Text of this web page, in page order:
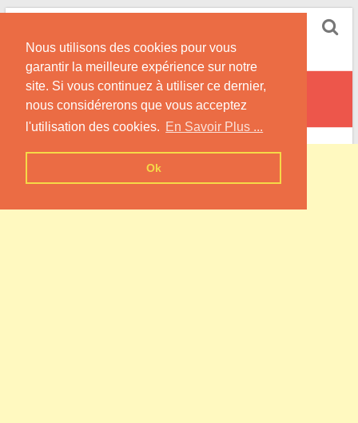
Nous utilisons des cookies pour vous
garantir la meilleure expérience sur notre
site. Si vous continuez à utiliser ce dernier,
nous considérerons que vous acceptez
l'utilisation des cookies. En Savoir Plus ...
Ok
Skip
content
Informations sur les Pompes à Chaleur
Limeux